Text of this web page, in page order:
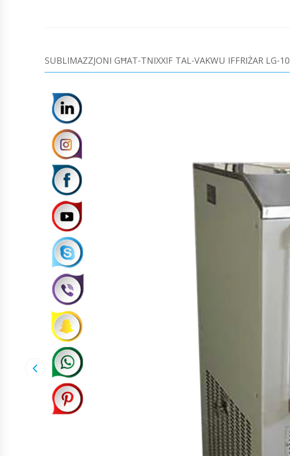
SUBLIMAZZJONI GĦAT-TNIXXIF TAL-VAKWU IFFRIŻAR LG-10